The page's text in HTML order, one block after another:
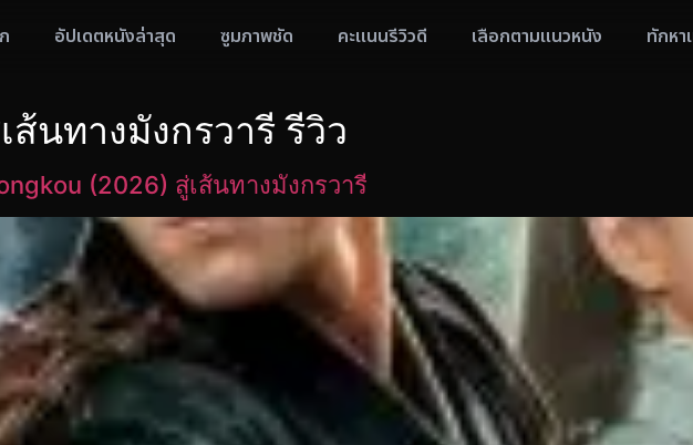
อัปเดตหนังล่าสุด ซูมภาพชัด คะแนนรีวิวดี เลือกตามแนวหนัง ทักห
ส้นทางมังกรวารี รีวิว
(2026) สู่เส้นทางมังกรวารี